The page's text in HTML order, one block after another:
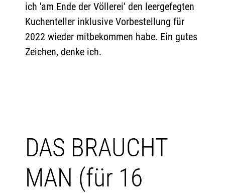
ich 'am Ende der Völlerei’ den leergefegten
Kuchenteller inklusive Vorbestellung für
2022 wieder mitbekommen habe. Ein gutes
Zeichen, denke ich.
DAS BRAUCHT
MAN (für 16